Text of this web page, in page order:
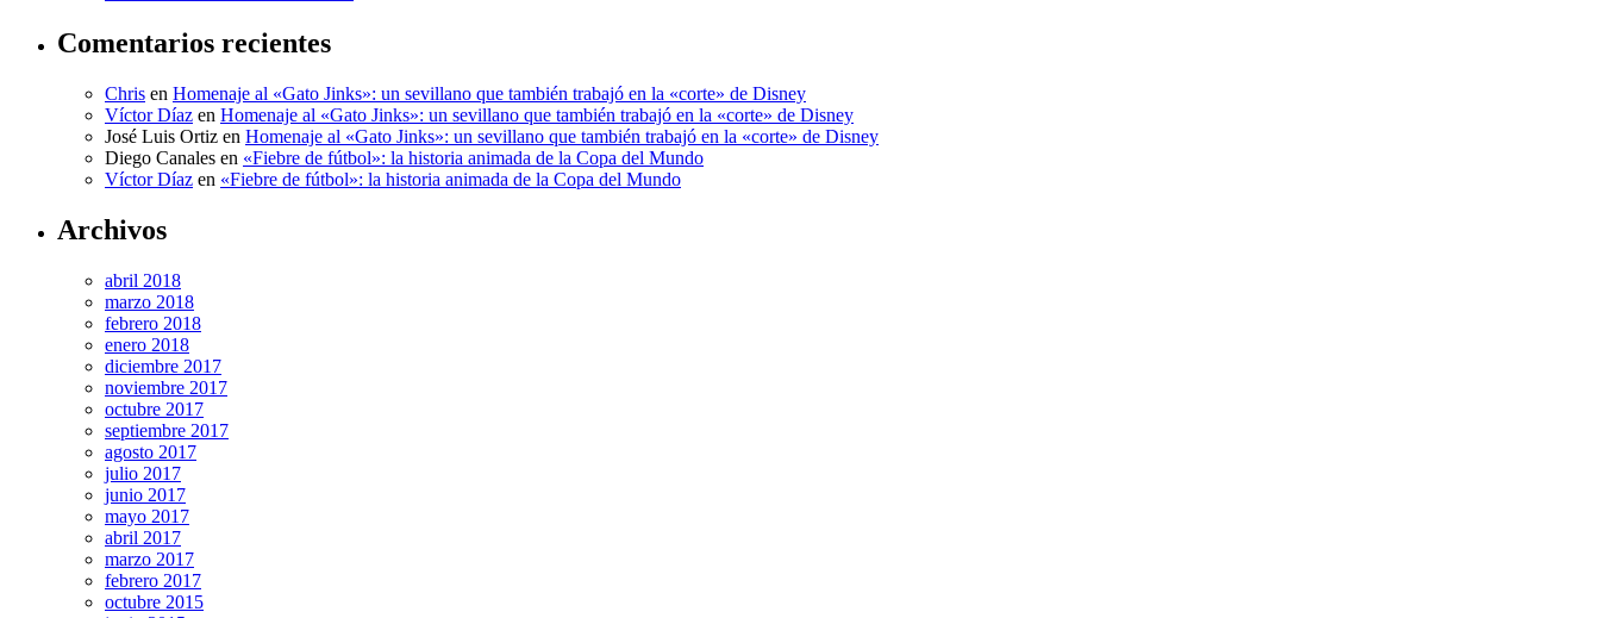
Comentarios recientes
Chris en Homenaje al «Gato Jinks»: un sevillano que también trabajó en la «corte» de Disney
Víctor Díaz en Homenaje al «Gato Jinks»: un sevillano que también trabajó en la «corte» de Disney
José Luis Ortiz en Homenaje al «Gato Jinks»: un sevillano que también trabajó en la «corte» de Disney
Diego Canales en «Fiebre de fútbol»: la historia animada de la Copa del Mundo
Víctor Díaz en «Fiebre de fútbol»: la historia animada de la Copa del Mundo
Archivos
abril 2018
marzo 2018
febrero 2018
enero 2018
diciembre 2017
noviembre 2017
octubre 2017
septiembre 2017
agosto 2017
julio 2017
junio 2017
mayo 2017
abril 2017
marzo 2017
febrero 2017
octubre 2015